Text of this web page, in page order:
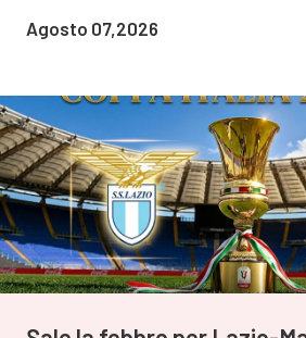
Agosto 07,2026